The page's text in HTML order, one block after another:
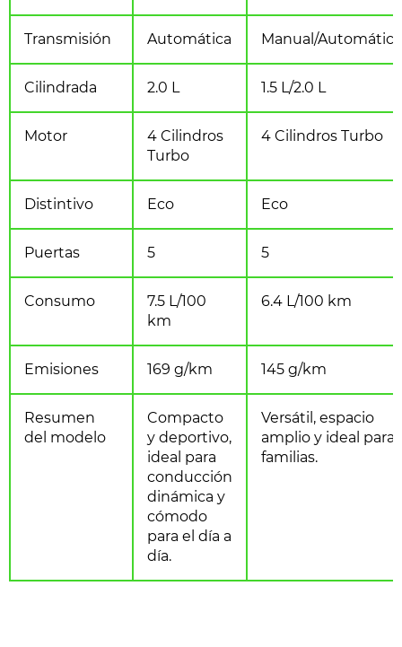
Transmisión Automática Manual/Automática
Cilindrada 2.0 L 1.5 L/2.0 L
Motor
4 Cilindros
Turbo
4 Cilindros Turbo
Distintivo Eco Eco
Puertas 5 5
Consumo
7.5 L/100
km
6.4 L/100 km
Emisiones 169 g/km 145 g/km
Resumen
del modelo
Compacto
y deportivo,
ideal para
conducción
dinámica y
cómodo
para el día a
día.
Versátil, espacio
amplio y ideal para
familias.